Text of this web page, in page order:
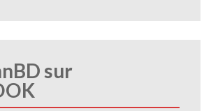
sur